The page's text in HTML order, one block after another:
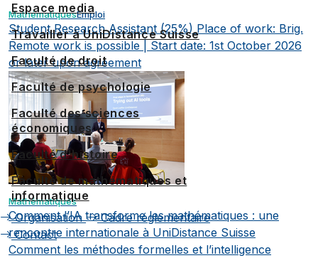
Espace media
Travailler à UniDistance Suisse
Faculté de droit
Faculté de psychologie
Faculté des sciences
économiques
Faculté d'histoire
Faculté de mathématiques et
informatique
Organisation
Cadre réglementaire
Contact
MathématiquesEmploi
Student Research Assistant (25%) Place of work: Brig.
Remote work is possible | Start date: 1st October 2026
or later upon agreement
Mathématiques
Comment l’IA transforme les mathématiques : une
rencontre internationale à UniDistance Suisse
Comment les méthodes formelles et l’intelligence